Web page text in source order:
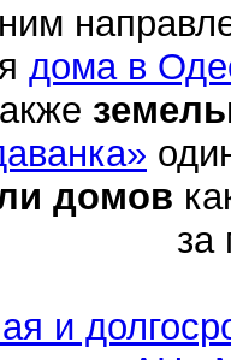
дома в
домов
за
и